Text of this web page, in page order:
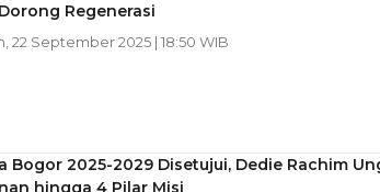
Regenerasi
22 September 2025 | 18:50 WIB
Bogor 2025-2029 Disetujui, Dedie Rachim
hingga 4 Pilar Misi